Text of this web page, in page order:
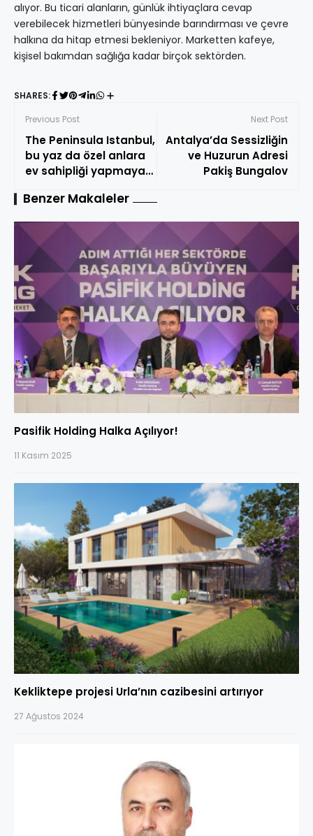
alıyor. Bu ticari alanların, günlük ihtiyaçlara cevap
verebilecek hizmetleri bünyesinde barındırması ve çevre
halkına da hitap etmesi bekleniyor. Marketten kafeye,
kişisel bakımdan sağlığa kadar birçok sektörden.
SHARES:
Previous Post
The Peninsula Istanbul,
bu yaz da özel anlara
ev sahipliği yapmaya
Next Post
Antalya’da Sessizliğin
ve Huzurun Adresi
Pakiş Bungalov
Benzer Makaleler
Pasifik Holding Halka Açılıyor!
11 Kasım 2025
Kekliktepe projesi Urla’nın cazibesini artırıyor
27 Ağustos 2024